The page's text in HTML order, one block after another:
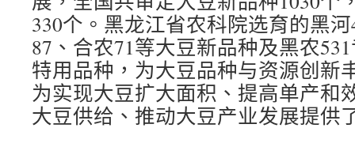
330个。黑龙江省农科院选育的黑
87、合农71等大豆新品种及黑农
特用品种，为大豆品种与资源创新
为实现大豆扩大面积、提高单产和
大豆供给、推动大豆产业发展提供